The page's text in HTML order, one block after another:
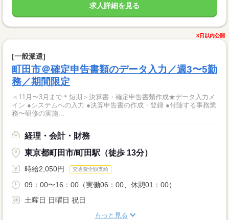
求人詳細を見る
3日以内公開
[一般派遣]
町田市＠確定申告書類のデータ入力／週3〜5勤
務／期間限定
＜11月〜3月まで＊短期＞決算書・確定申告書類作成★データ入力メ
イン ●システムへの入力 ●決算申告書の作成・登録 ●付随する事務業
務〜研修の実施...
経理・会計・財務
東京都町田市/町田駅（徒歩 13分）
時給2,050円 交通費全額支給
09：00〜16：00（実働06：00、休憩01：00）...
土曜日 日曜日 祝日
もっと見る